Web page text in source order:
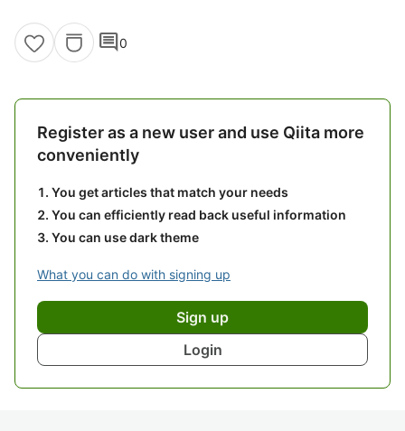
comment0
Register as a new user and use Qiita more
conveniently
You get articles that match your needs
You can efficiently read back useful information
You can use dark theme
What you can do with signing up
Sign up
Login